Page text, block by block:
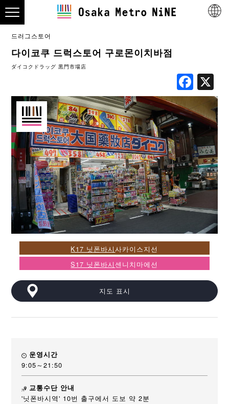
드러그스토어
다이코쿠 드럭스토어 구로몬이치바점
ダイコクドラッグ 黒門市場店
K17 닛폰바시사카이스지선
S17 닛폰바시센니치마에선
지도 표시
운영시간
9:05～21:50
교통수단 안내
'닛폰바시역' 10번 출구에서 도보 약 2분